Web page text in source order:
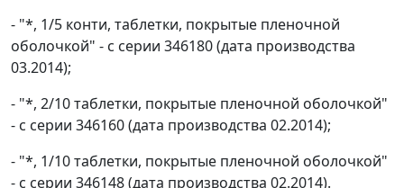
- "*, 1/5 конти, таблетки, покрытые пленочной
оболочкой" - с серии 346180 (дата производства
03.2014);
- "*, 2/10 таблетки, покрытые пленочной оболочкой"
- с серии 346160 (дата производства 02.2014);
- "*, 1/10 таблетки, покрытые пленочной оболочкой"
- с серии 346148 (дата производства 02.2014).